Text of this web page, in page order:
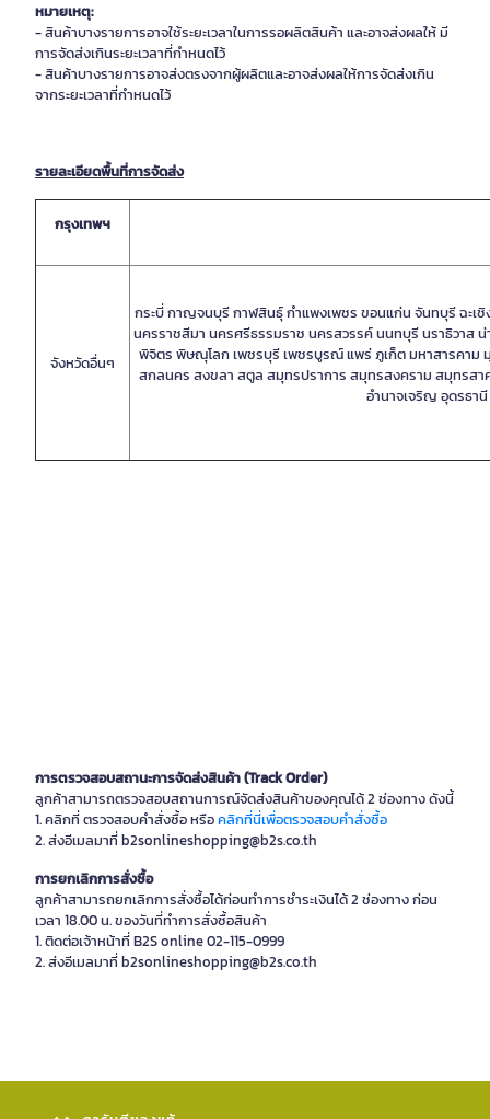
หมายเหตุ:
- สินค้าบางรายการอาจใช้ระยะเวลาในการรอผลิตสินค้า และอาจส่งผลให้ มี
การจัดส่งเกินระยะเวลาที่กำหนดไว้
- สินค้าบางรายการอาจส่งตรงจากผู้ผลิตและอาจส่งผลให้การจัดส่งเกิน
จากระยะเวลาที่กำหนดไว้
รายละเอียดพื้นที่การจัดส่ง
กรุงเทพฯ
จังหวัดอื่นๆ
กระบี่ กาญจนบุรี กาฬสินธุ์ กำแพงเพชร ขอนแก่น จันทบุรี ฉะเ
นครราชสีมา นครศรีธรรมราช นครสวรรค์ นนทบุรี นราธิวาส
พิจิตร พิษณุโลก เพชรบุรี เพชรบูรณ์ แพร่ ภูเก็ต มหาสารคาม มุ
สกลนคร สงขลา สตูล สมุทรปราการ สมุทรสงคราม สมุทรส
อำนาจเจริญ อุดรธา
การตรวจสอบสถานะการจัดส่งสินค้า (Track Order)
ลูกค้าสามารถตรวจสอบสถานการณ์จัดส่งสินค้าของคุณได้ 2 ช่องทาง ดังนี้
1. คลิกที่ ตรวจสอบคำสั่งซื้อ หรือคลิกที่นี่เพื่อตรวจสอบคำสั่งซื้อ
2. ส่งอีเมลมาที่ b2sonlineshopping@b2s.co.th
การยกเลิกการสั่งซื้อ
ลูกค้าสามารถยกเลิกการสั่งซื้อได้ก่อนทำการชำระเงินได้ 2 ช่องทาง ก่อน
เวลา 18.00 น. ของวันที่ทำการสั่งซื้อสินค้า
1. ติดต่อเจ้าหน้าที่ B2S online 02-115-0999
2. ส่งอีเมลมาที่ b2sonlineshopping@b2s.co.th